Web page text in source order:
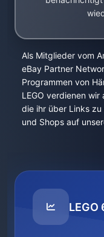
Als Mitglieder vom
eBay Partner
Programmen von
LEGO verdienen
die ihr über Links
und Shops auf